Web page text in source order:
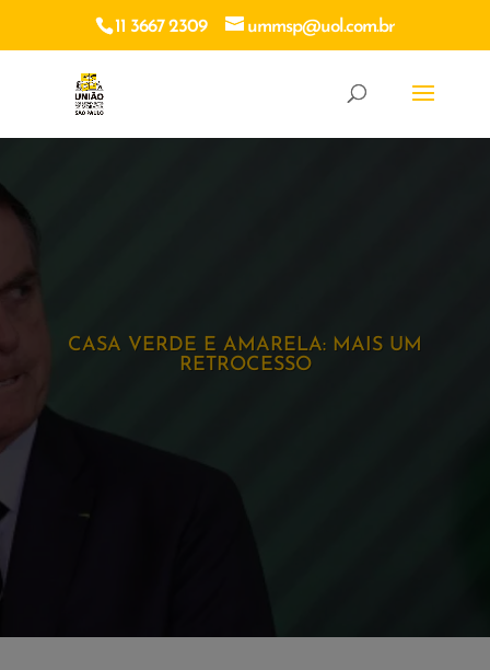
11 3667 2309 ummsp@uol.com.br
CASA VERDE E AMARELA: MAIS UM
RETROCESSO